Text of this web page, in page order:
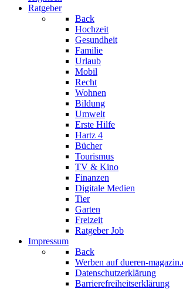
Ratgeber
Back
Hochzeit
Gesundheit
Familie
Urlaub
Mobil
Recht
Wohnen
Bildung
Umwelt
Erste Hilfe
Hartz 4
Bücher
Tourismus
TV & Kino
Finanzen
Digitale Medien
Tier
Garten
Freizeit
Ratgeber Job
Impressum
Back
Werben auf dueren-
Datenschutzerklärung
Barrierefreiheitserklärung